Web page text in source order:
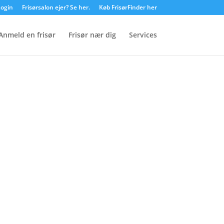
Frisørsalon ejer? Se her. Køb FrisørFinder her
en frisør Frisør nær dig Services